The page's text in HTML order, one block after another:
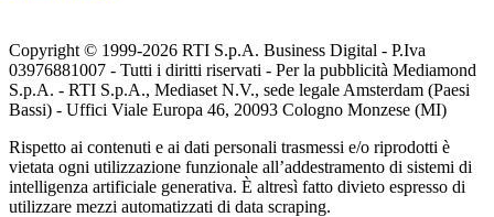
Copyright © 1999-2026 RTI S.p.A. Business Digital - P.Iva
03976881007 - Tutti i diritti riservati - Per la pubblicità Mediamond
S.p.A. - RTI S.p.A., Mediaset N.V., sede legale Amsterdam (Paesi
Bassi) - Uffici Viale Europa 46, 20093 Cologno Monzese (MI)
Rispetto ai contenuti e ai dati personali trasmessi e/o riprodotti è
vietata ogni utilizzazione funzionale all’addestramento di sistemi di
intelligenza artificiale generativa. È altresì fatto divieto espresso di
utilizzare mezzi automatizzati di data scraping.